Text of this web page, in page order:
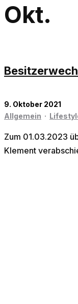
Okt.
9. Oktober 2021
Allgemein ·
Zum 01.03.2023
Klement